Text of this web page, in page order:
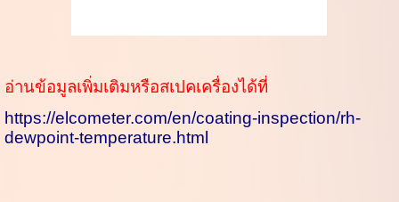
อ่านข้อมูลเพิ่มเติมหรือสเปคเครื่องได้ที่
https://elcometer.com/en/coating-inspection/rh-
dewpoint-temperature.html